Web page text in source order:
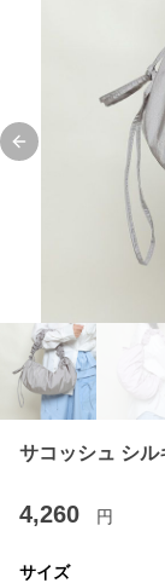
Previous slide
サコッシュ シ
4,260 円
サイズ